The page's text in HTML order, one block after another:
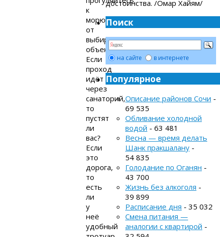
к
морю
от
выбираемого
объекта.
Если
проход
идёт
через
санаторий,
то
пустят
ли
вас?
Если
это
дорога,
то
есть
ли
у
неё
удобный
достоинства. /Омар Хайям/
Поиск
на сайте в интернете
Популярное
Описание районов Сочи -
69 535
Обливание холодной
водой - 63 481
Весна — время делать
Шанк пракшалану -
54 835
Голодание по Оганян -
43 700
Жизнь без алкоголя -
39 899
Расписание дня - 35 032
Смена питания —
аналогии с квартирой -